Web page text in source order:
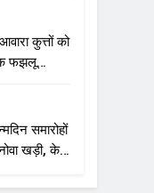
कुत्तों को
फझलू
समारोहों
खड़ी, केक